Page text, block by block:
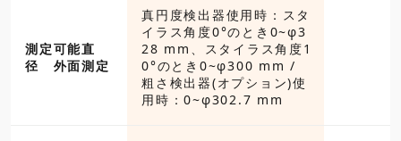
測定可能直
径 外面測定
真円度検出器使用時：スタ
イラス角度0°のとき0~φ3
28 mm、スタイラス角度1
0°のとき0~φ300 mm /
粗さ検出器(オプション)使
用時：0~φ302.7 mm